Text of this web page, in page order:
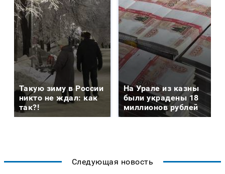
Такую зиму в России
никто не ждал: как
так?!
На Урале из казны
были украдены 18
миллионов рублей
Следующая новость